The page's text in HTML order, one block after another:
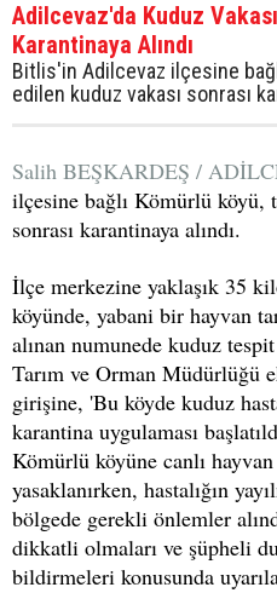
Adilcevaz'da Kuduz
Karantinaya Alındı
Bitlis'in Adilcevaz ilçesine
edilen kuduz vakası sonrası
Salih BEŞKARDEŞ /
ilçesine bağlı Kömürlü köyü,
sonrası karantinaya alındı.
İlçe merkezine yaklaşık 35
köyünde, yabani bir hayvan
alınan numunede kuduz
Tarım ve Orman Müdürlüğü
girişine, 'Bu köyde kuduz
karantina uygulaması
Kömürlü köyüne canlı hayvan
yasaklanırken, hastalığın
bölgede gerekli önlemler
dikkatli olmaları ve şüpheli
bildirmeleri konusunda